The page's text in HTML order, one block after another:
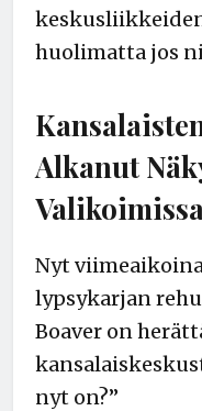
huolimatta jos
Alkanut
Nyt
lypsykarjan
Boaver on
nyt on?”